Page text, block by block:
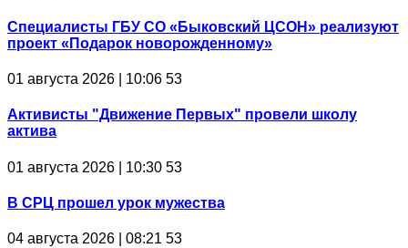
Специалисты ГБУ СО «Быковский ЦСОН» реализуют
проект «Подарок новорожденному»
01 августа 2026 | 10:06 53
Активисты "Движение Первых" провели школу
актива
01 августа 2026 | 10:30 53
В СРЦ прошел урок мужества
04 августа 2026 | 08:21 53